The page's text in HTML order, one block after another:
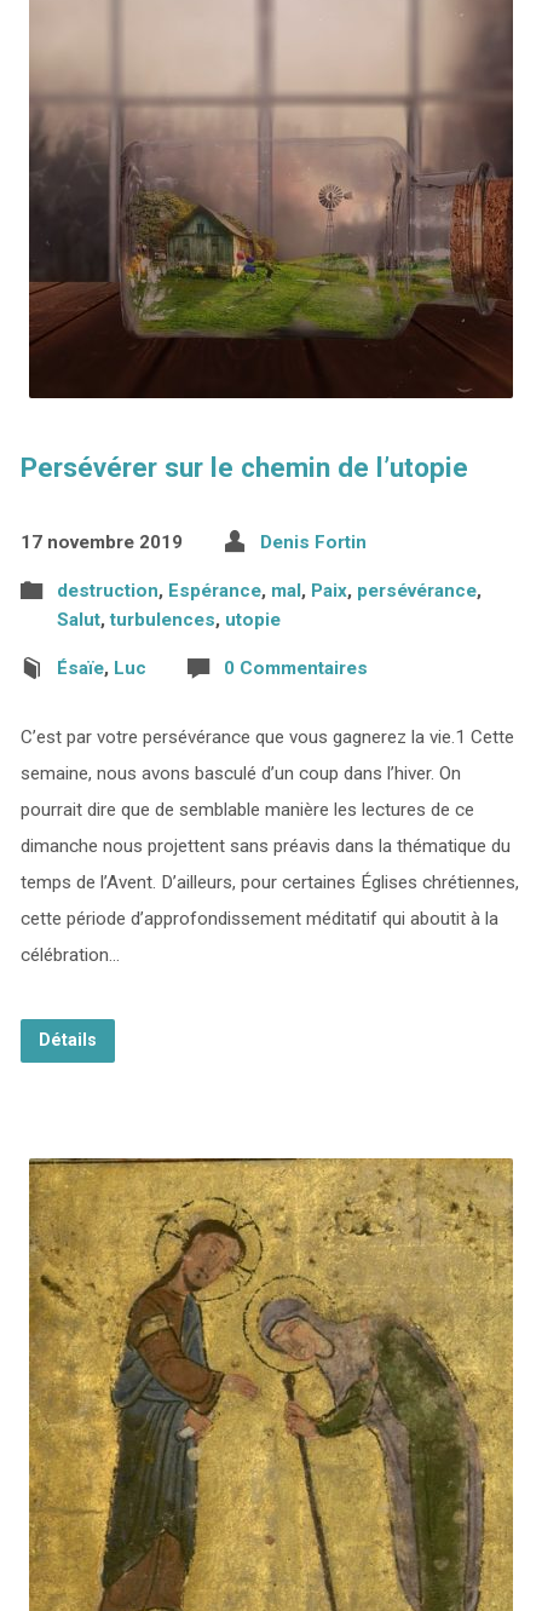
Persévérer sur le chemin de l’utopie
17 novembre 2019 Denis Fortin
destruction, Espérance, mal, Paix, persévérance,
Salut,turbulences, utopie
Ésaïe, Luc 0 Commentaires
C’est par votre persévérance que vous gagnerez la vie.1 Cette
semaine, nous avons basculé d’un coup dans l’hiver. On
pourrait dire que de semblable manière les lectures de ce
dimanche nous projettent sans préavis dans la thématique du
temps de l’Avent. D’ailleurs, pour certaines Églises chrétiennes,
cette période d’approfondissement méditatif qui aboutit à la
célébration…
Détails